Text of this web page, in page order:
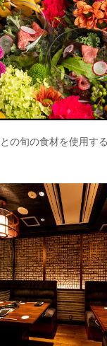
の旬の食材を使用す